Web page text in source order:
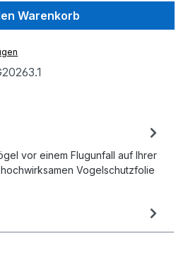
Warenkorb
vor einem Flugunfall auf Ihrer
Vogelschutzfolie